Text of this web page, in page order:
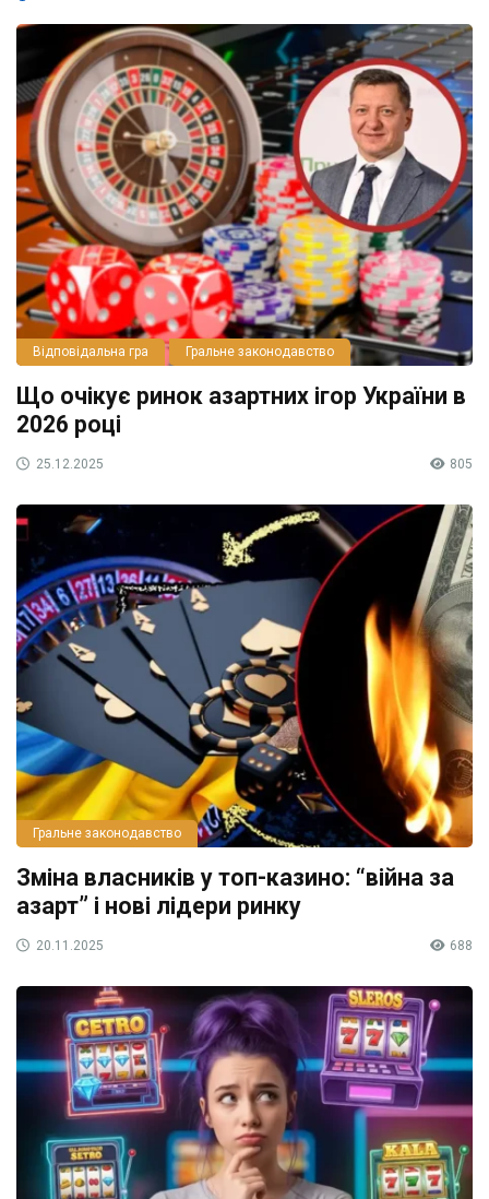
Відповідальна гра Гральне законодавство
Що очікує ринок азартних ігор України в
2026 році
25.12.2025 805
Гральне законодавство
Зміна власників у топ-казино: “війна за
азарт” і нові лідери ринку
20.11.2025 688